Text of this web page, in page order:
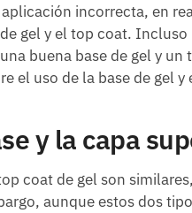
incorrecta, en
gel y el top coat.
buena base de gel y
el uso de la base de gel
y la capa
coat de gel son
aunque estos dos